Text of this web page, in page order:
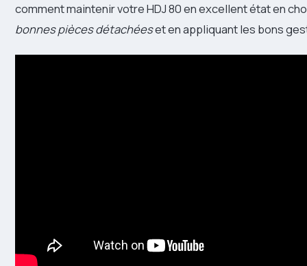
comment maintenir votre HDJ 80 en excellent état en
bonnes pièces détachéeset en appliquant les bons